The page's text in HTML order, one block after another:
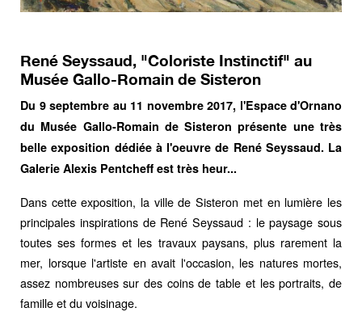
René Seyssaud, "Coloriste Instinctif" au
Musée Gallo-Romain de Sisteron
Du 9 septembre au 11 novembre 2017, l'Espace d'Ornano
du Musée Gallo-Romain de Sisteron présente une très
belle exposition dédiée à l'oeuvre de René Seyssaud. La
Galerie Alexis Pentcheff est très heur...
Dans cette exposition, la ville de Sisteron met en lumière les
principales inspirations de René Seyssaud : le paysage sous
toutes ses formes et les travaux paysans, plus rarement la
mer, lorsque l'artiste en avait l'occasion, les natures mortes,
assez nombreuses sur des coins de table et les portraits, de
famille et du voisinage.